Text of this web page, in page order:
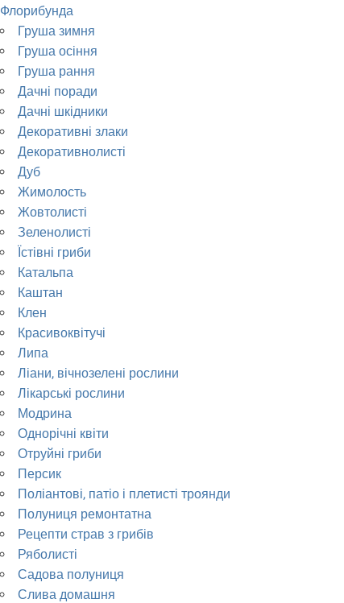
Флорибунда
Груша зимня
Груша осіння
Груша рання
Дачні поради
Дачні шкідники
Декоративні злаки
Декоративнолисті
Дуб
Жимолость
Жовтолисті
Зеленолисті
Їстівні гриби
Катальпа
Каштан
Клен
Красивоквітучі
Липа
Ліани, вічнозелені рослини
Лікарські рослини
Модрина
Однорічні квіти
Отруйні гриби
Персик
Поліантові, патіо і плетисті троянди
Полуниця ремонтатна
Рецепти страв з грибів
Ряболисті
Садова полуниця
Слива домашня